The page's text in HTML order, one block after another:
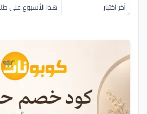
آخر اختبار
هذا الأسبوع على طلب